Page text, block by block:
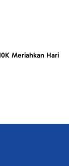
Meriahkan Hari